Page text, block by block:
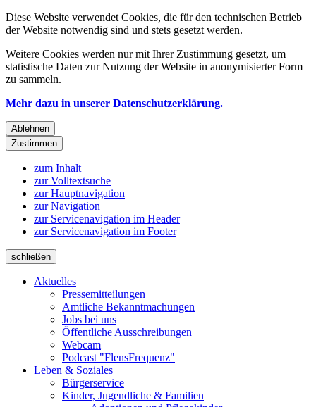
Diese Website verwendet Cookies, die für den technischen Betrieb
der Website notwendig sind und stets gesetzt werden.
Weitere Cookies werden nur mit Ihrer Zustimmung gesetzt, um
statistische Daten zur Nutzung der Website in anonymisierter Form
zu sammeln.
Mehr dazu in unserer Datenschutzerklärung.
Ablehnen
Zustimmen
zum Inhalt
zur Volltextsuche
zur Hauptnavigation
zur Navigation
zur Servicenavigation im Header
zur Servicenavigation im Footer
schließen
Aktuelles
Pressemitteilungen
Amtliche Bekanntmachungen
Jobs bei uns
Öffentliche Ausschreibungen
Webcam
Podcast "FlensFrequenz"
Leben & Soziales
Bürgerservice
Kinder, Jugendliche & Familien